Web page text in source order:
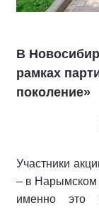
В
рамках
поколение»
Участники
– в Нарымском
именно это